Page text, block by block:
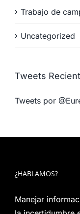
Trabajo de
Uncategorized
Tweets
Tweets por
¿HABLAMOS?
Manejar